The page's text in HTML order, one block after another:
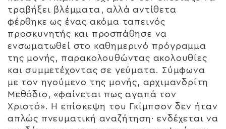
τραβήξει βλέμματα, αλλά αντίθετα
φέρθηκε ως ένας ακόμα ταπεινός
προσκυνητής και προσπάθησε να
ενσωματωθεί στο καθημερινό πρόγραμμα
της μονής, παρακολουθώντας ακολουθίες
και συμμετέχοντας σε γεύματα. Σύμφωνα
με τον ηγούμενο της μονής, αρχιμανδρίτη
Μεθόδιο, «φαίνεται πως αγαπά τον
Χριστό». Η επίσκεψη του Γκίμπσον δεν ήταν
απλώς πνευματική αναζήτηση· ενδέχεται να